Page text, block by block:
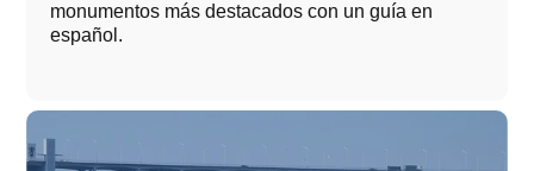
monumentos más destacados con un guía en
español.